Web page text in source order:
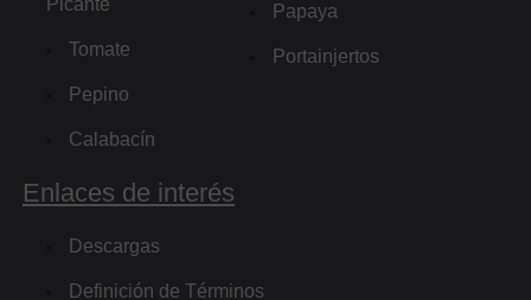
Picante
Tomate
Pepino
Calabacín
Papaya
Portainjertos
Enlaces de interés
Descargas
Definición de Términos